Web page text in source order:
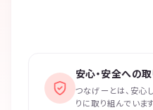
安心・安全への
つなげーとは、安心
りに取り組んでいます